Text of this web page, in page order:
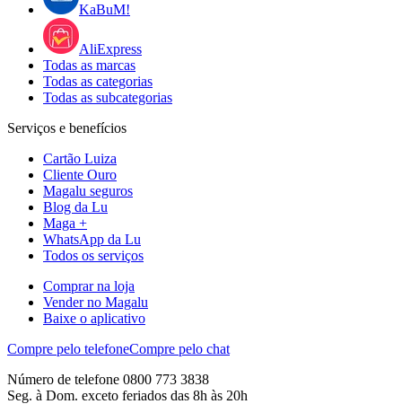
KaBuM!
AliExpress
Todas as marcas
Todas as categorias
Todas as subcategorias
Serviços e benefícios
Cartão Luiza
Cliente Ouro
Magalu seguros
Blog da Lu
Maga +
WhatsApp da Lu
Todos os serviços
Comprar na loja
Vender no Magalu
Baixe o aplicativo
Compre pelo telefoneCompre pelo chat
Número de telefone 0800 773 3838
Seg. à Dom. exceto feriados das 8h às 20h